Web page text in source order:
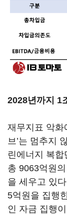
2028년까지 1
재무지표 악화
브’는 멈추지
린에너지 복
총 9063억원
을 세우고 있
5억원을 집행
인 자금 집행